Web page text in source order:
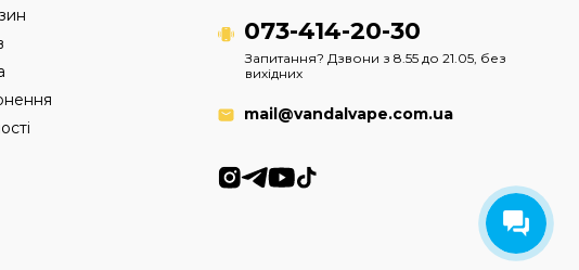
073-414-20-30
Запитання? Дзвони з 8.55 до 21.05, без
вихідних
mail@vandalvape.com.ua